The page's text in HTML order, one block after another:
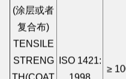
拉伸强度
(涂层或者
复合布)
TENSILE
STRENG
ISO 1421: